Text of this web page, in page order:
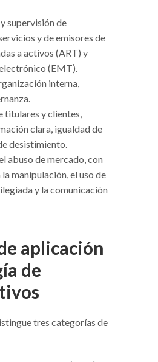
supervisión de
y de emisores de
a activos (ART) y
(EMT).
interna,
titulares y clientes,
clara, igualdad de
desistimiento.
abuso de mercado, con
manipulación, el uso de
y la comunicación
aplicación
de
tres categorías de